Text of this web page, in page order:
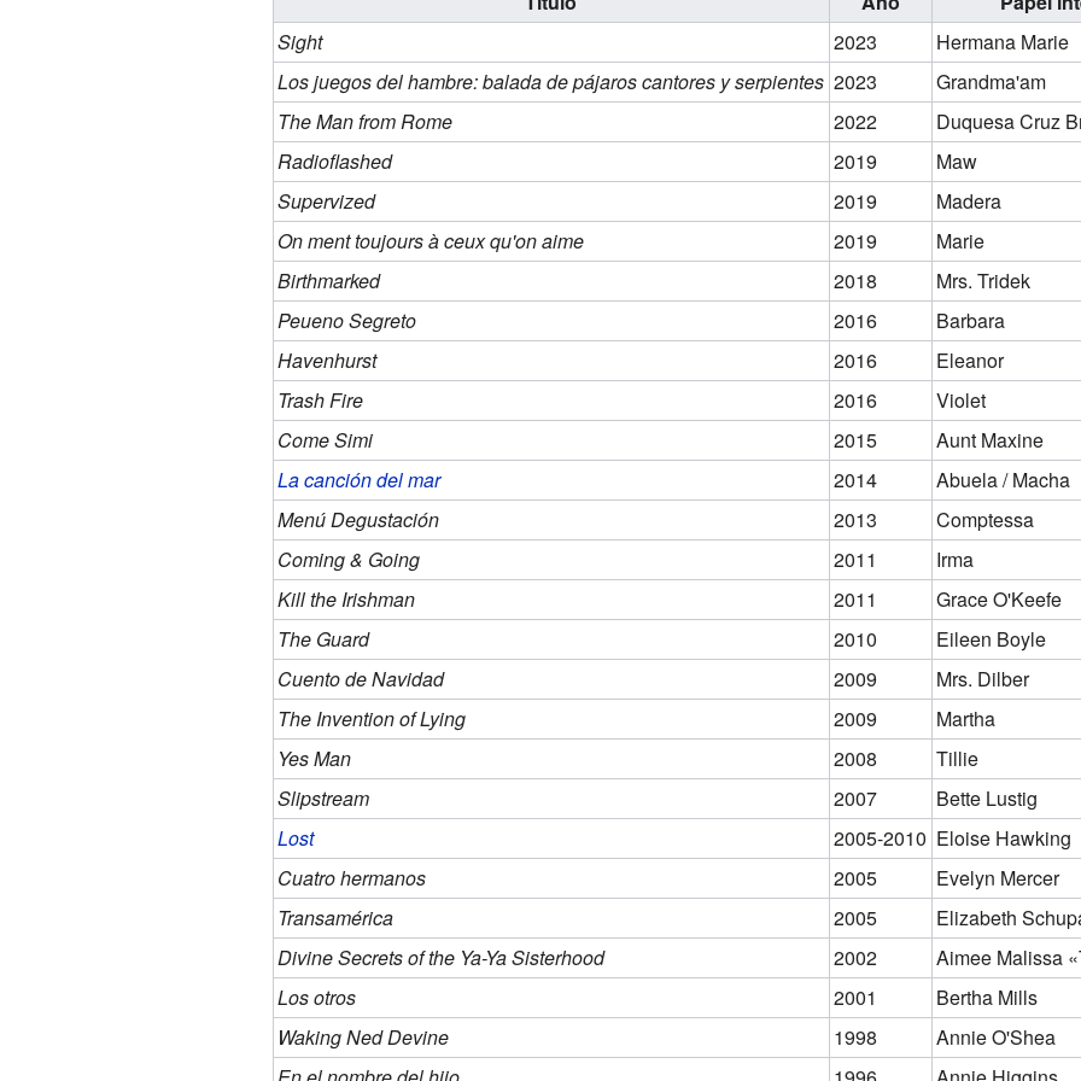
Sight
2023
Hermana Marie
Los juegos del hambre: balada de pájaros cantores y serpientes 2023
Grandma'am
The Man from Rome
2022
Duquesa Cruz
Radioflashed
2019
Maw
Supervized
2019
Madera
On ment toujours à ceux qu'on aime
2019
Marie
Birthmarked
2018
Mrs. Tridek
Peueno Segreto
2016
Barbara
Havenhurst
2016
Eleanor
Trash Fire
2016
Violet
Come Simi
2015
Aunt Maxine
La canción del mar
2014
Abuela / Macha
Menú Degustación
2013
Comptessa
Coming & Going
2011
Irma
Kill the Irishman
2011
Grace O'Keefe
The Guard
2010
Eileen Boyle
Cuento de Navidad
2009
Mrs. Dilber
The Invention of Lying
2009
Martha
Yes Man
2008
Tillie
Slipstream
2007
Bette Lustig
Lost
2005-2010 Eloise Hawking
Cuatro hermanos
2005
Evelyn Mercer
Transamérica
2005
Elizabeth
Divine Secrets of the Ya-Ya Sisterhood
2002
Aimee Malissa
Los otros
2001
Bertha Mills
Waking Ned Devine
1998
Annie O'Shea